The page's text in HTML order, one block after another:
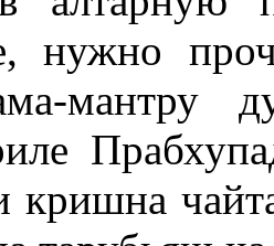
нужно
мантру